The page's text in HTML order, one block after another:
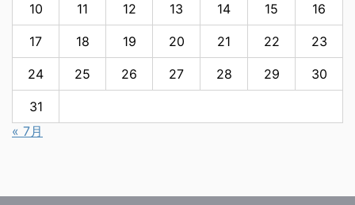
10 11 12 13 14 15 16
17 18 19 20 21 22 23
24 25 26 27 28 29 30
31
« 7月